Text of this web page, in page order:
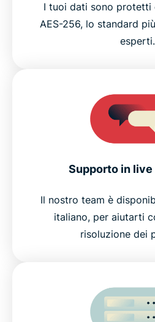
I tuoi dati sono protetti
AES-256, lo standard
esperti.
Supporto in
Il nostro team è
italiano, per aiutarti
risoluzione dei